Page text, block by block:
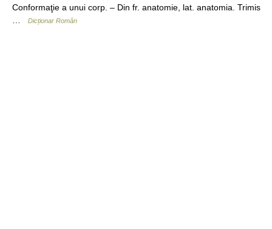
Conformaţie a unui corp. – Din fr. anatomie, lat. anatomia. Trimis
Dicționar Român